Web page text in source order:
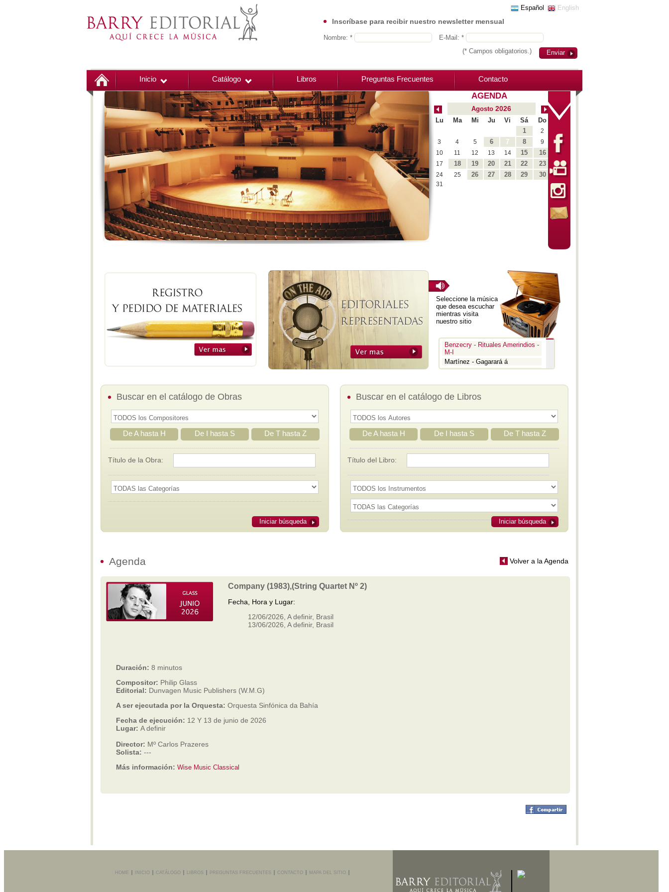
Español English
Inscríbase para recibir nuestro newsletter mensual
Nombre: *
E-Mail: *
Enviar
(* Campos obligatorios.)
Inicio Catálogo Libros Preguntas Frecuentes Contacto
00:00 00:00
AGENDA
Agosto 2026
Lu Ma Mi Ju Vi Sá
Do
1
2
3
4 5 6 7 8
9
10
11 12 13 14 15 16
17 18 19 20 21 22 23
24 25 26 27 28 29 30
31
Seleccione la música
que desea escuchar
mientras visita
nuestro sitio
Benzecry - Rituales Amerindios -
M-I
Martínez - Gagarará á
Prokofiev - Pedro y el lobo
Aria
Prokofiev - Romeo y Julieta -
Suite 3
Prokofiev - Iván el Terrible
Prokofiev - Alexander Nevsky -
Kauderer - Sinfonía I - M-I
Benzecry - Rituales Amerindios -
Benzecry - Rituales Amerindios -
M-III
Kauderer - Sinfonía I - M-II
Kauderer - Sinfonía I - M-III
Maglia - Sinfonía No. 1
Doura - Sinfonía Argentina - M-IIII
Doura - Sinfonía Argentina - M-IV
Doura - Invención y fantasías de
Lucrecia Escalada (Soprano)
Beatrix Cenci - Acto II: Escena I
Buscar en el catálogo de Obras
De A hasta H De I hasta S De T hasta Z
Título de la Obra:
Iniciar búsqueda
Buscar en el catálogo de Libros
De A hasta H De I hasta S De T hasta Z
Título del Libro:
Iniciar búsqueda
Agenda Volver a la Agenda
Company (1983),(String Quartet Nº 2)
Fecha, Hora y Lugar:
12/06/2026, A definir, Brasil
13/06/2026, A definir, Brasil
Duración: 8 minutos
Compositor: Philip Glass
Editorial: Dunvagen Music Publishers (W.M.G)
A ser ejecutada por la Orquesta: Orquesta Sinfónica da Bahía
Fecha de ejecución: 12 Y 13 de junio de 2026
Lugar: A definir
Director: Mº Carlos Prazeres
Solista: ---
Más información: Wise Music Classical
HOME INICIO CATÁLOGO LIBROS PREGUNTAS FRECUENTES CONTACTO MAPA DEL SITIO